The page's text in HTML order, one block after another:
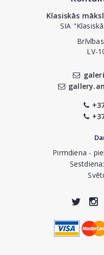
Klasiskās
SIA
LV-
Pirmdiena -